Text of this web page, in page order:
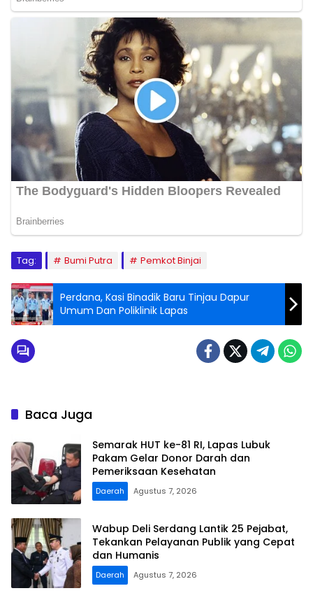
Tag: Bumi Putra Pemkot Binjai
Perdana, Kasi Binadik Baru Tinjau Dapur
Umum Dan Poliklinik Lapas
Baca Juga
Semarak HUT ke-81 RI, Lapas Lubuk
Pakam Gelar Donor Darah dan
Pemeriksaan Kesehatan
Daerah Agustus 7, 2026
Wabup Deli Serdang Lantik 25 Pejabat,
Tekankan Pelayanan Publik yang Cepat
dan Humanis
Daerah Agustus 7, 2026